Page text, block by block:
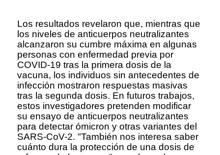
Los resultados revelaron que, mientras que
los niveles de anticuerpos neutralizantes
alcanzaron su cumbre máxima en algunas
personas con enfermedad previa por
COVID-19 tras la primera dosis de la
vacuna, los individuos sin antecedentes de
infección mostraron respuestas masivas
tras la segunda dosis. En futuros trabajos,
estos investigadores pretenden modificar
su ensayo de anticuerpos neutralizantes
para detectar ómicron y otras variantes del
SARS-CoV-2. "También nos interesa saber
cuánto dura la protección de una dosis de